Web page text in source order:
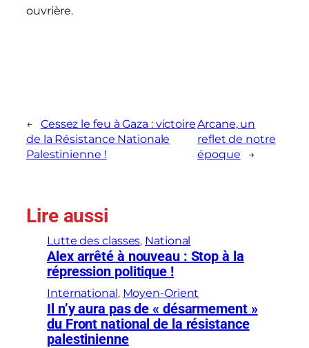
ouvrière.
←
Cessez le feu à Gaza : victoire
de la Résistance Nationale
Palestinienne !
Arcane, un
reflet de notre
époque
→
Lire aussi
Lutte des classes, National
Alex arrêté à nouveau : Stop à la
répression politique !
International, Moyen-Orient
Il n’y aura pas de « désarmement »
du Front national de la résistance
palestinienne